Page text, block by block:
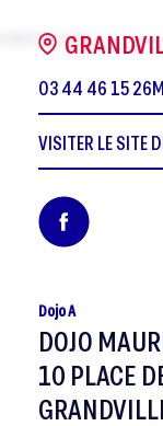
03 44 46 15 26
VISITER LE SITE
Dojo A
DOJO
10 PLACE